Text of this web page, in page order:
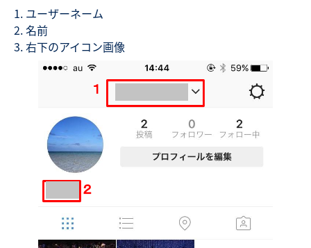
ユーザーネーム
名前
右下のアイコン画像